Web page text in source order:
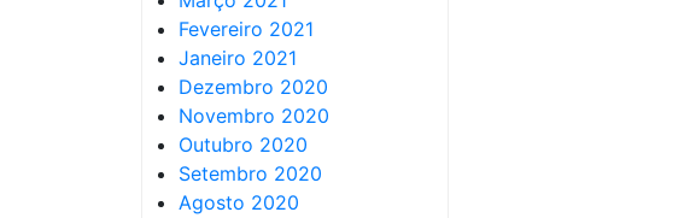
Fevereiro 2021
Janeiro 2021
Dezembro 2020
Novembro 2020
Outubro 2020
Setembro 2020
Agosto 2020